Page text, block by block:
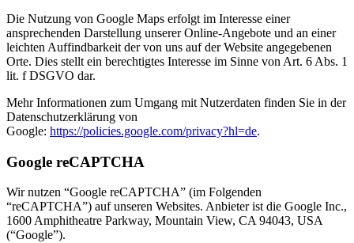
Die Nutzung von Google Maps erfolgt im Interesse einer
ansprechenden Darstellung unserer Online-Angebote und an einer
leichten Auffindbarkeit der von uns auf der Website angegebenen
Orte. Dies stellt ein berechtigtes Interesse im Sinne von Art. 6 Abs. 1
lit. f DSGVO dar.
Mehr Informationen zum Umgang mit Nutzerdaten finden Sie in der
Datenschutzerklärung von
Google: https://policies.google.com/privacy?hl=de.
Google reCAPTCHA
Wir nutzen “Google reCAPTCHA” (im Folgenden
“reCAPTCHA”) auf unseren Websites. Anbieter ist die Google Inc.,
1600 Amphitheatre Parkway, Mountain View, CA 94043, USA
(“Google”).